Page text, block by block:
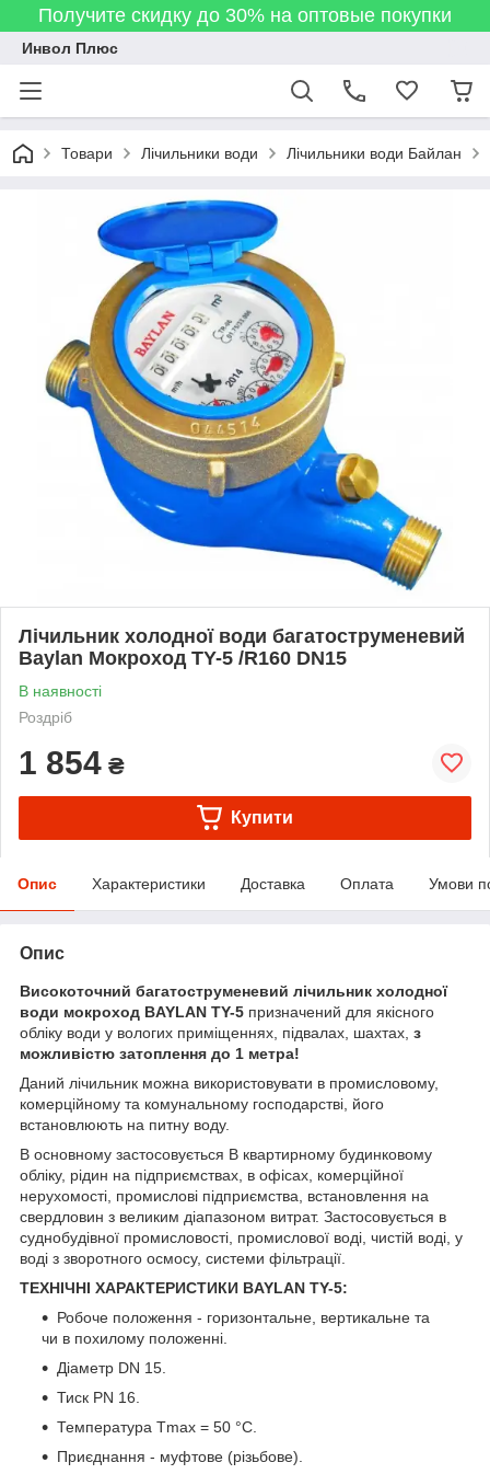
Получите скидку до 30% на оптовые покупки
Инвол Плюс
Товари Лічильники води Лічильники води Байлан
Лічильник холодної води багатоструменевий
Baylan Мокроход TY-5 /R160 DN15
В наявності
Роздріб
1 854 ₴
Купити
Опис Характеристики Доставка Оплата Умови
Опис
Високоточний багатоструменевий лічильник холодної
води мокроход BAYLAN TY-5 призначений для якісного
обліку води у вологих приміщеннях, підвалах, шахтах, з
можливістю затоплення до 1 метра!
Даний лічильник можна використовувати в промисловому,
комерційному та комунальному господарстві, його
встановлюють на питну воду.
В основному застосовується В квартирному будинковому
обліку, рідин на підприємствах, в офісах, комерційної
нерухомості, промислові підприємства, встановлення на
свердловин з великим діапазоном витрат. Застосовується в
суднобудівної промисловості, промислової воді, чистій воді, у
воді з зворотного осмосу, системи фільтрації.
ТЕХНІЧНІ ХАРАКТЕРИСТИКИ BAYLAN TY-5:
Робоче положення - горизонтальне, вертикальне та
чи в похилому положенні.
Діаметр DN 15.
Тиск PN 16.
Температура Tmax = 50 °C.
Приєднання - муфтове (різьбове).